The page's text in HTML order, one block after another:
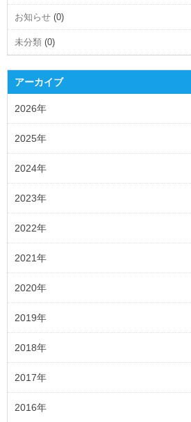
お知らせ (0)
未分類 (0)
アーカイブ
2026年
2025年
2024年
2023年
2022年
2021年
2020年
2019年
2018年
2017年
2016年